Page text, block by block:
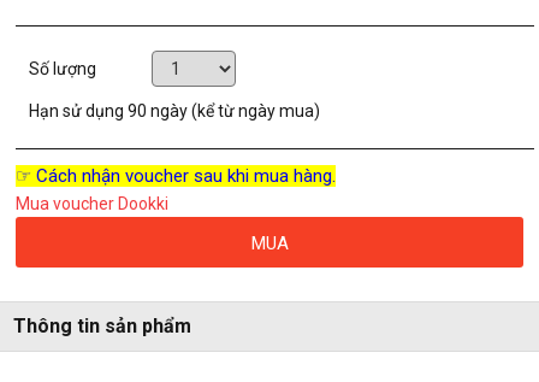
Số lượng
Hạn sử dụng90 ngày (kể từ ngày mua)
☞ Cách nhận voucher sau khi mua hàng.
Mua voucher Dookki
MUA
Thông tin sản phẩm